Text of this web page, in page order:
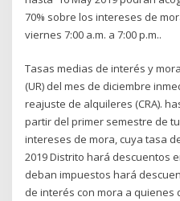
70% sobre los intereses de
viernes 7:00 a.m. a 7:00 p.m..
Tasas medias de interés y
(UR) del mes de diciembre
reajuste de alquileres (CRA).
partir del primer semestre de
intereses de mora, cuya tasa
2019 Distrito hará descuentos
deban impuestos hará
de interés con mora a quienes